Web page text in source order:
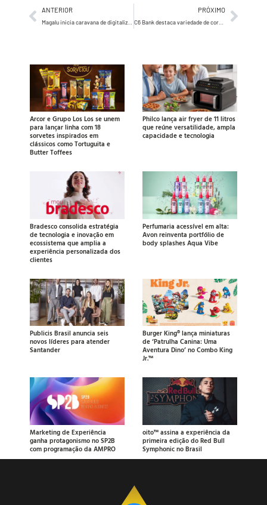
ANTERIOR PRÓXIMO
C6 Bank destaca variedade de cores de cartões em nova campanha
Arcor e Grupo Los Los se unem
para lançar linha com 18
sorvetes inspirados em
clássicos como Tortuguita e
Butter Toffees
Philco lança air fryer de 11 litros
que reúne versatilidade, ampla
capacidade e tecnologia
Bradesco consolida estratégia
de tecnologia e inovação em
ecossistema que amplia a
experiência personalizada dos
clientes
Perfumaria acessível em alta:
Avon reinventa portfólio de
body splashes Aqua Vibe
Publicis Brasil anuncia seis
novos líderes para atender
Santander
Burger King® lança miniaturas
de ‘Patrulha Canina: Uma
Aventura Dino’ no Combo King
Jr.™
Marketing de Experiência
ganha protagonismo no SP2B
com programação da AMPRO
oito™ assina a experiência da
primeira edição do Red Bull
Symphonic no Brasil